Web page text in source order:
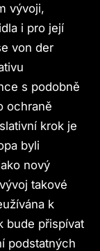
vývoji,
i pro její
von der
s podobně
ochraně
krok je
byli
nový
takové
k
bude přispívat
podstatných